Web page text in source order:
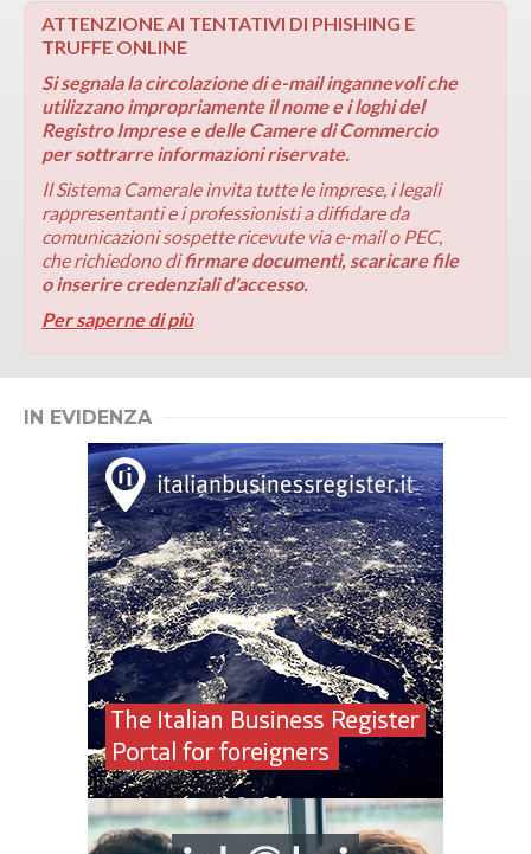
ATTENZIONE AI TENTATIVI DI PHISHING E
TRUFFE ONLINE
Si segnala la circolazione di e-mail ingannevoli che
utilizzano impropriamente il nome e i loghi del
Registro Imprese e delle Camere di Commercio
per sottrarre informazioni riservate.
Il Sistema Camerale invita tutte le imprese, i legali
rappresentanti e i professionisti a diffidare da
comunicazioni sospette ricevute via e-mail o PEC,
che richiedono difirmare documenti, scaricare file
o inserire credenziali d'accesso.
Per saperne di più
IN EVIDENZA